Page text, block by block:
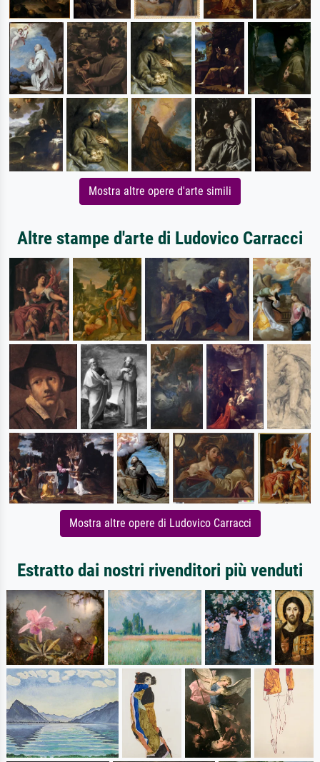
Mostra altre opere d'arte simili
Altre stampe d'arte di Ludovico Carracci
Mostra altre opere di Ludovico Carracci
Estratto dai nostri rivenditori più venduti